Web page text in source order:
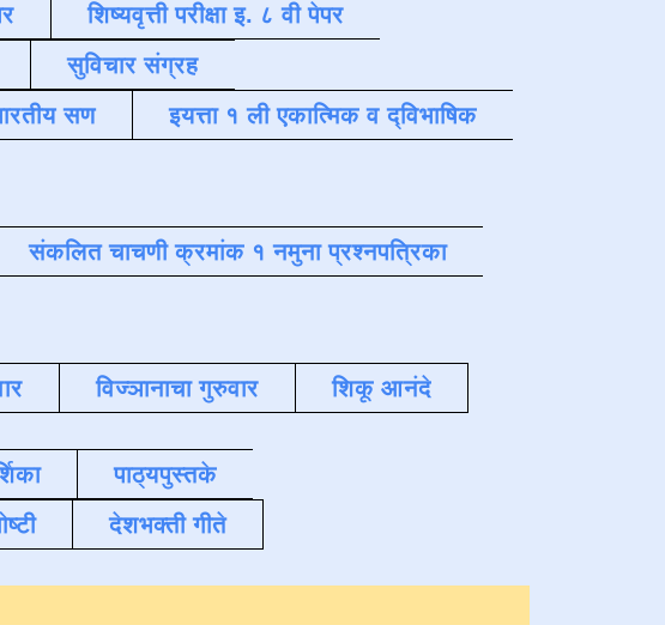
शिष्यवृत्ती परीक्षा इ. ८ वी पेपर
सुविचार संग्रह
सण
इयत्ता १ ली एकात्मिक व द्विभाषिक
संकलित चाचणी क्रमांक १ नमुना प्रश्नपत्रिका
विज्ञानाचा गुरुवार शिकू आनंदे
पाठ्यपुस्तके
देशभक्ती गीते